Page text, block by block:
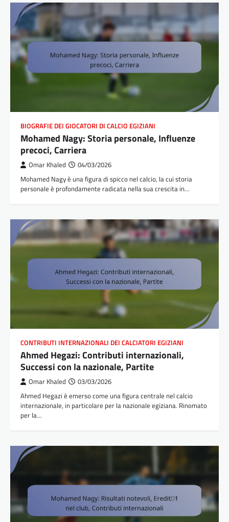
BIOGRAFIE DEI GIOCATORI DI CALCIO EGIZIANI
Mohamed Nagy: Storia personale, Influenze
precoci, Carriera
Omar Khaled 04/03/2026
Mohamed Nagy è una figura di spicco nel calcio, la cui storia
personale è profondamente radicata nella sua crescita in…
CONTRIBUTI INTERNAZIONALI DEI CALCIATORI EGIZIANI
Ahmed Hegazi: Contributi internazionali,
Successi con la nazionale, Partite
Omar Khaled 03/03/2026
Ahmed Hegazi è emerso come una figura centrale nel calcio
internazionale, in particolare per la nazionale egiziana. Rinomato
per la…